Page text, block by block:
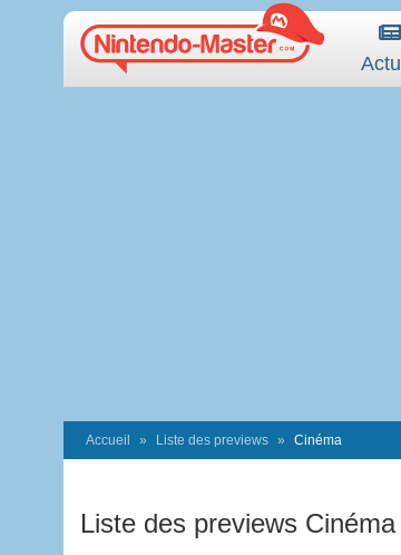
Actu
Accueil Liste des previews Cinéma
Liste des previews Cinéma